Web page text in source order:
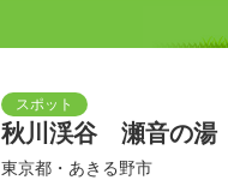
秋川渓谷 瀬音の湯
東京都・あきる野市